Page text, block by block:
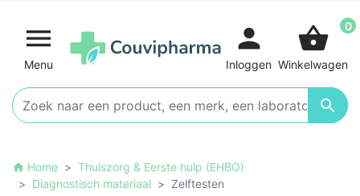

Menu

person
Inloggen
shopping_basket 0
Winkelwagen
home Home
Thuiszorg & Eerste hulp (EHBO)
Diagnostisch materiaal
Zelftesten